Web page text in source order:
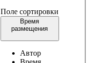
Поле сортировки
Время
размещения
Автор